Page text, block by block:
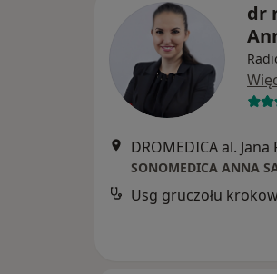
dr
DROMEDICA al.
SONOMEDICA ANNA
Usg gruczołu